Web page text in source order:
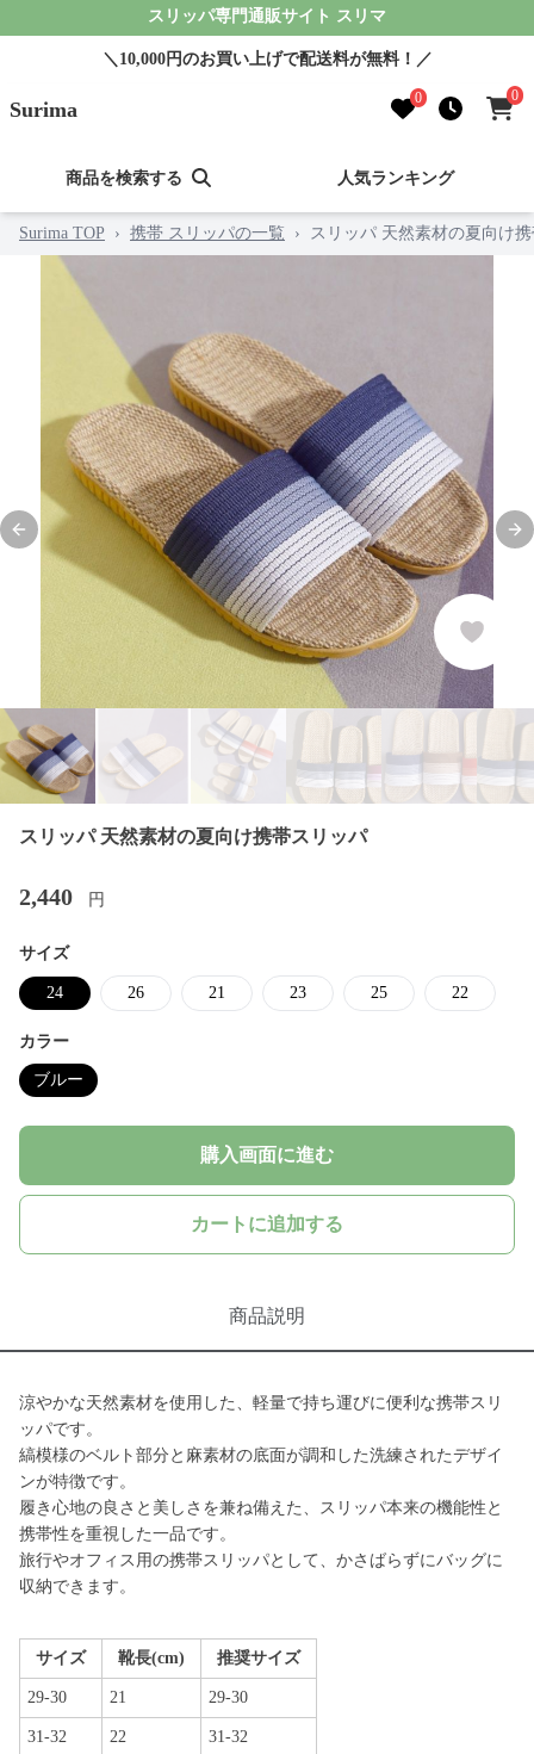
スリッパ専門通販サイト スリマ
＼10,000円のお買い上げで配送料が無料！／
Surima 0 0
商品を検索する 人気ランキング
Surima TOP › 携帯 スリッパの一覧 › スリッパ 天然素材の夏向け
Previous slide
スリッパ 天然素材の夏向け携帯スリッパ
2,440 円
サイズ
24 26 21 23 25 22
カラー
ブルー
購入画面に進む
カートに追加する
商品説明
涼やかな天然素材を使用した、軽量で持ち運びに便利な携帯スリ
ッパです。
縞模様のベルト部分と麻素材の底面が調和した洗練されたデザイ
ンが特徴です。
履き心地の良さと美しさを兼ね備えた、スリッパ本来の機能性と
携帯性を重視した一品です。
旅行やオフィス用の携帯スリッパとして、かさばらずにバッグに
収納できます。
サイズ 靴長(cm) 推奨サイズ
29-30 21 29-30
31-32 22 31-32